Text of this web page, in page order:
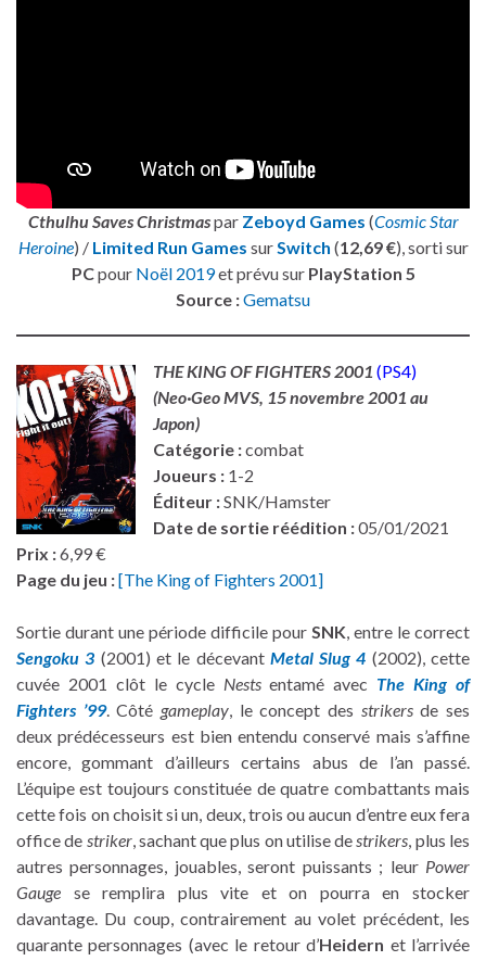
Cthulhu Saves Christmaspar Zeboyd Games (Cosmic Star
Heroine) / Limited Run Games surSwitch (12,69 €), sorti sur
PCpour Noël 2019et prévu sur PlayStation 5
Source :Gematsu
THE KING OF FIGHTERS 2001 (PS4)
(Neo·Geo MVS, 15 novembre 2001 au
Japon)
Catégorie :combat
Joueurs : 1-2
Éditeur :SNK/Hamster
Date de sortie réédition :05/01/2021
Prix :6,99 €
Page du jeu :[The King of Fighters 2001]
Sortie durant une période difficile pour SNK, entre le correct
Sengoku 3 (2001) et le décevant Metal Slug 4 (2002), cette
cuvée 2001 clôt le cycle Nestsentamé avec The King of
Fighters ’99. Côté gameplay, le concept des strikersde ses
deux prédécesseurs est bien entendu conservé mais s’affine
encore, gommant d’ailleurs certains abus de l’an passé.
L’équipe est toujours constituée de quatre combattants mais
cette fois on choisit si un, deux, trois ou aucun d’entre eux fera
office de striker, sachant que plus on utilise destrikers, plus les
autres personnages, jouables, seront puissants ; leur Power
Gauge se remplira plus vite et on pourra en stocker
davantage. Du coup, contrairement au volet précédent, les
quarante personnages (avec le retour d’Heidern et l’arrivée